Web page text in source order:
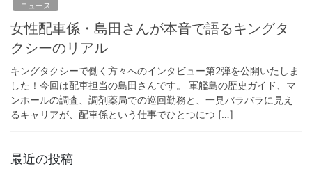
ニュース
女性配車係・島田さんが本音で語るキングタ
クシーのリアル
キングタクシーで働く方々へのインタビュー第2弾を公開いたしま
した！今回は配車担当の島田さんです。 軍艦島の歴史ガイド、マ
ンホールの調査、調剤薬局での巡回勤務と、一見バラバラに見え
るキャリアが、配車係という仕事でひとつにつ […]
最近の投稿